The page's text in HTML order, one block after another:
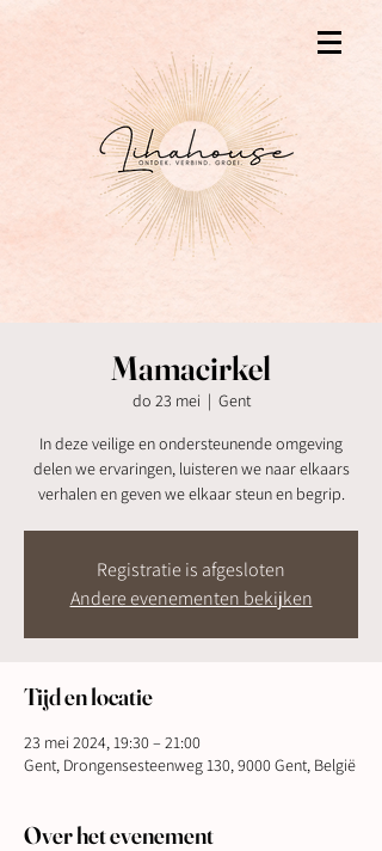
Mamacirkel
do 23 mei
  |
Gent
In deze veilige en ondersteunende omgeving
delen we ervaringen, luisteren we naar elkaars
verhalen en geven we elkaar steun en begrip.
Registratie is afgesloten
Andere evenementen bekijken
Tijd en locatie
23 mei 2024, 19:30 – 21:00
Gent, Drongensesteenweg 130, 9000 Gent, België
Over het evenement